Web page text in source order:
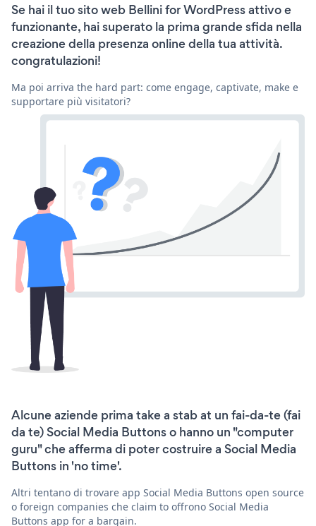
Se hai il tuo sito web Bellini for WordPress attivo e
funzionante, hai superato la prima grande sfida nella
creazione della presenza online della tua attività.
congratulazioni!
Ma poi arriva the hard part: come engage, captivate, make e
supportare più visitatori?
Alcune aziende prima take a stab at un fai-da-te (fai
da te) Social Media Buttons o hanno un "computer
guru" che afferma di poter costruire a Social Media
Buttons in 'no time'.
Altri tentano di trovare app Social Media Buttons open source
o foreign companies che claim to offrono Social Media
Buttons app for a bargain.